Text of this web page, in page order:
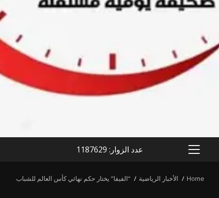
PRIMARY
عدد الزوار: 1187629
Home الأخبار الرياضية “الفيفا” يختار حكم نهائي كأس العالم للشباب